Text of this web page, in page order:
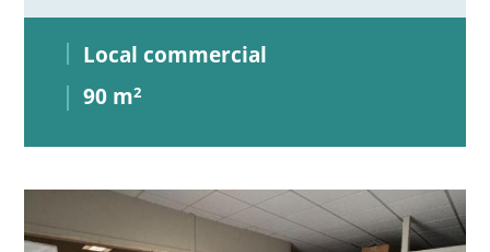
Local commercial
90 m2